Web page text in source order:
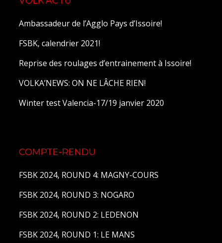
Ambassadeur de l’Agglo Pays d’Issoire!
FSBK, calendrier 2021!
Reprise des roulages d’entrainement à Issoire!
VOLKA’NEWS: ON NE LÂCHE RIEN!
Winter test Valencia-17/19 janvier 2020
COMPTE-RENDU
FSBK 2024, ROUND 4: MAGNY-COURS
FSBK 2024, ROUND 3: NOGARO
FSBK 2024, ROUND 2: LEDENON
FSBK 2024, ROUND 1: LE MANS